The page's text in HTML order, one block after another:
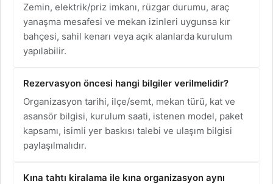
Zemin, elektrik/priz imkanı, rüzgar durumu, araç
yanaşma mesafesi ve mekan izinleri uygunsa kır
bahçesi, sahil kenarı veya açık alanlarda kurulum
yapılabilir.
Rezervasyon öncesi hangi bilgiler verilmelidir?
Organizasyon tarihi, ilçe/semt, mekan türü, kat ve
asansör bilgisi, kurulum saati, istenen model, paket
kapsamı, isimli yer baskısı talebi ve ulaşım bilgisi
paylaşılmalıdır.
Kına tahtı kiralama ile kına organizasyon aynı